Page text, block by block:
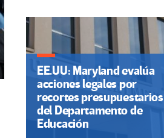
EE.UU: Maryland evalúa
acciones legales por
recortes presupuestarios
del Departamento de
Educación